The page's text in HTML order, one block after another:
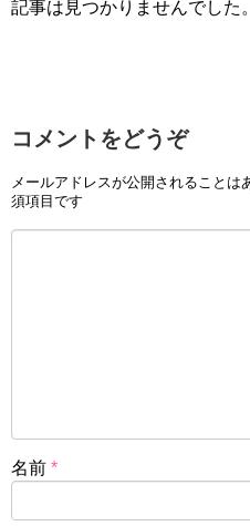
記事は見つかりませんでした。
コメントをどうぞ
メールアドレスが公開されることは
須項目です
名前 *